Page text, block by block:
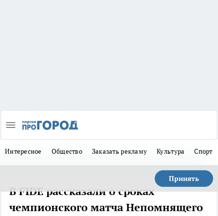
Интересное Общество Заказать рекламу Культура Спорт
Принять
В FIDE рассказали о сроках
чемпионского матча Непомнящего